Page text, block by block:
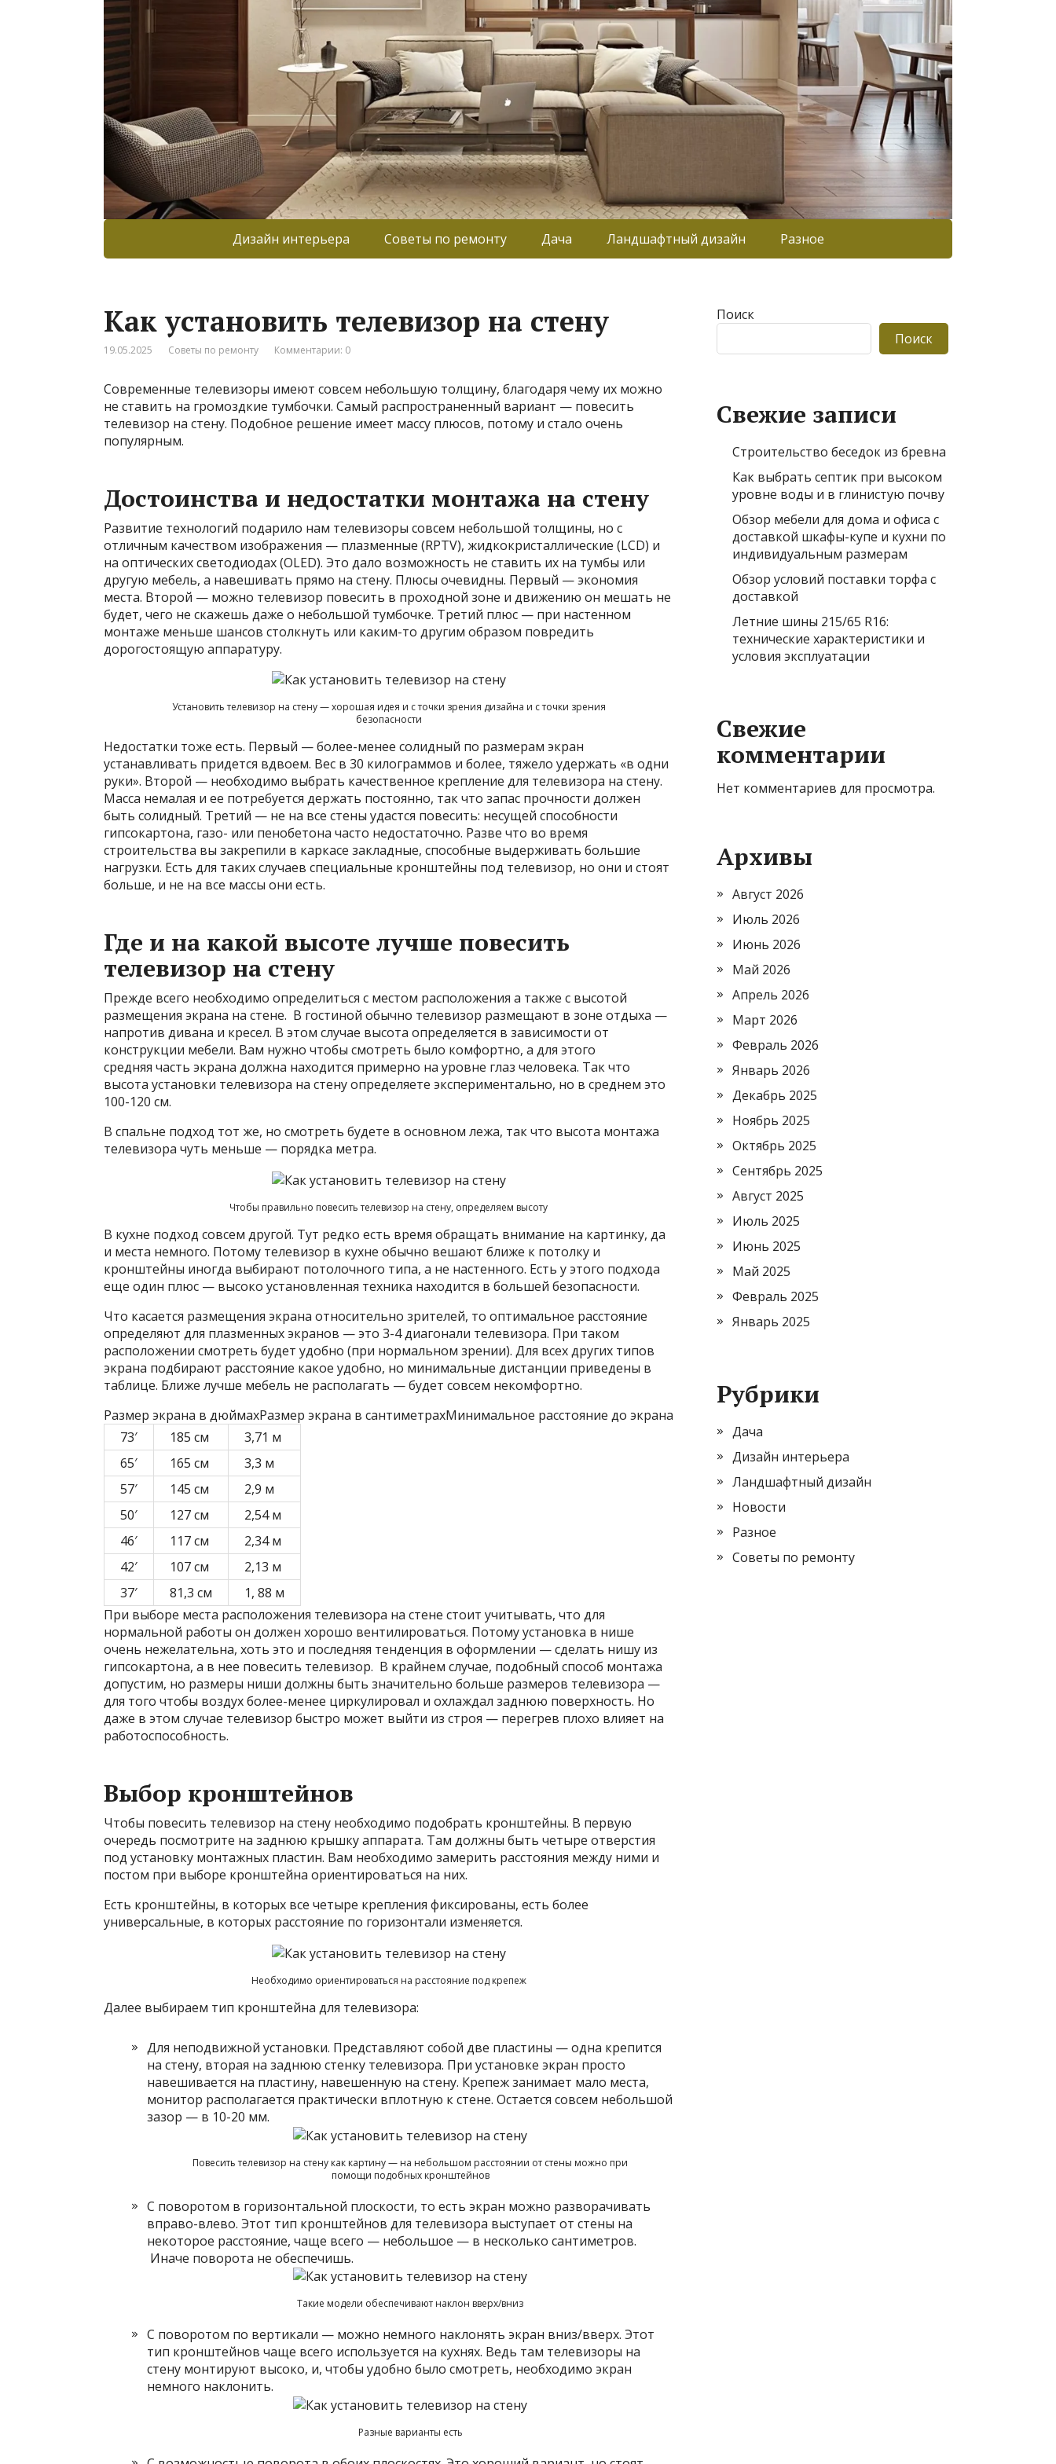
Дизайн интерьера Советы по ремонту Дача Ландшафтный дизайн Разное
Как установить телевизор на стену
19.05.2025 Советы по ремонту Комментарии: 0
Современные телевизоры имеют совсем небольшую толщину, благодаря чему их можно
не ставить на громоздкие тумбочки. Самый распространенный вариант — повесить
телевизор на стену. Подобное решение имеет массу плюсов, потому и стало очень
популярным.
Достоинства и недостатки монтажа на стену
Развитие технологий подарило нам телевизоры совсем небольшой толщины, но с
отличным качеством изображения — плазменные (RPTV), жидкокристаллические (LCD) и
на оптических светодиодах (OLED). Это дало возможность не ставить их на тумбы или
другую мебель, а навешивать прямо на стену. Плюсы очевидны. Первый — экономия
места. Второй — можно телевизор повесить в проходной зоне и движению он мешать не
будет, чего не скажешь даже о небольшой тумбочке. Третий плюс — при настенном
монтаже меньше шансов столкнуть или каким-то другим образом повредить
дорогостоящую аппаратуру.
Установить телевизор на стену — хорошая идея и с точки зрения дизайна и с точки зрения
безопасности
Недостатки тоже есть. Первый — более-менее солидный по размерам экран
устанавливать придется вдвоем. Вес в 30 килограммов и более, тяжело удержать «в одни
руки». Второй — необходимо выбрать качественное крепление для телевизора на стену.
Масса немалая и ее потребуется держать постоянно, так что запас прочности должен
быть солидный. Третий — не на все стены удастся повесить: несущей способности
гипсокартона, газо- или пенобетона часто недостаточно. Разве что во время
строительства вы закрепили в каркасе закладные, способные выдерживать большие
нагрузки. Есть для таких случаев специальные кронштейны под телевизор, но они и стоят
больше, и не на все массы они есть.
Где и на какой высоте лучше повесить
телевизор на стену
Прежде всего необходимо определиться с местом расположения а также с высотой
размещения экрана на стене. В гостиной обычно телевизор размещают в зоне отдыха —
напротив дивана и кресел. В этом случае высота определяется в зависимости от
конструкции мебели. Вам нужно чтобы смотреть было комфортно, а для этого
средняя часть экрана должна находится примерно на уровне глаз человека. Так что
высота установки телевизора на стену определяете экспериментально, но в среднем это
100-120 см.
В спальне подход тот же, но смотреть будете в основном лежа, так что высота монтажа
телевизора чуть меньше — порядка метра.
Чтобы правильно повесить телевизор на стену, определяем высоту
В кухне подход совсем другой. Тут редко есть время обращать внимание на картинку, да
и места немного. Потому телевизор в кухне обычно вешают ближе к потолку и
кронштейны иногда выбирают потолочного типа, а не настенного. Есть у этого подхода
еще один плюс — высоко установленная техника находится в большей безопасности.
Что касается размещения экрана относительно зрителей, то оптимальное расстояние
определяют для плазменных экранов — это 3-4 диагонали телевизора. При таком
расположении смотреть будет удобно (при нормальном зрении). Для всех других типов
экрана подбирают расстояние какое удобно, но минимальные дистанции приведены в
таблице. Ближе лучше мебель не располагать — будет совсем некомфортно.
Размер экрана в дюймахРазмер экрана в сантиметрахМинимальное расстояние до экрана
73′
185 см
3,71 м
65′
165 см
3,3 м
57′
145 см
2,9 м
50′
127 см
2,54 м
46′
117 см
2,34 м
42′
107 см
2,13 м
37′
81,3 см
1, 88 м
При выборе места расположения телевизора на стене стоит учитывать, что для
нормальной работы он должен хорошо вентилироваться. Потому установка в нише
очень нежелательна, хоть это и последняя тенденция в оформлении — сделать нишу из
гипсокартона, а в нее повесить телевизор. В крайнем случае, подобный способ монтажа
допустим, но размеры ниши должны быть значительно больше размеров телевизора —
для того чтобы воздух более-менее циркулировал и охлаждал заднюю поверхность. Но
даже в этом случае телевизор быстро может выйти из строя — перегрев плохо влияет на
работоспособность.
Выбор кронштейнов
Чтобы повесить телевизор на стену необходимо подобрать кронштейны. В первую
очередь посмотрите на заднюю крышку аппарата. Там должны быть четыре отверстия
под установку монтажных пластин. Вам необходимо замерить расстояния между ними и
постом при выборе кронштейна ориентироваться на них.
Есть кронштейны, в которых все четыре крепления фиксированы, есть более
универсальные, в которых расстояние по горизонтали изменяется.
Необходимо ориентироваться на расстояние под крепеж
Далее выбираем тип кронштейна для телевизора:
Для неподвижной установки. Представляют собой две пластины — одна крепится
на стену, вторая на заднюю стенку телевизора. При установке экран просто
навешивается на пластину, навешенную на стену. Крепеж занимает мало места,
монитор располагается практически вплотную к стене. Остается совсем небольшой
зазор — в 10-20 мм.
Повесить телевизор на стену как картину — на небольшом расстоянии от стены можно при
помощи подобных кронштейнов
С поворотом в горизонтальной плоскости, то есть экран можно разворачивать
вправо-влево. Этот тип кронштейнов для телевизора выступает от стены на
некоторое расстояние, чаще всего — небольшое — в несколько сантиметров.
Иначе поворота не обеспечишь.
Такие модели обеспечивают наклон вверх/вниз
С поворотом по вертикали — можно немного наклонять экран вниз/вверх. Этот
тип кронштейнов чаще всего используется на кухнях. Ведь там телевизоры на
стену монтируют высоко, и, чтобы удобно было смотреть, необходимо экран
немного наклонить.
Разные варианты есть
Поиск
Поиск
Свежие записи
Строительство беседок из бревна
Как выбрать септик при высоком
уровне воды и в глинистую почву
Обзор мебели для дома и офиса с
доставкой шкафы-купе и кухни по
индивидуальным размерам
Обзор условий поставки торфа с
доставкой
Летние шины 215/65 R16:
технические характеристики и
условия эксплуатации
Свежие
комментарии
Нет комментариев для просмотра.
Архивы
Август 2026
Июль 2026
Июнь 2026
Май 2026
Апрель 2026
Март 2026
Февраль 2026
Январь 2026
Декабрь 2025
Ноябрь 2025
Октябрь 2025
Сентябрь 2025
Август 2025
Июль 2025
Июнь 2025
Май 2025
Февраль 2025
Январь 2025
Рубрики
Дача
Дизайн интерьера
Ландшафтный дизайн
Новости
Разное
Советы по ремонту